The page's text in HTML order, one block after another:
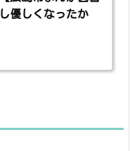
優しくなったか